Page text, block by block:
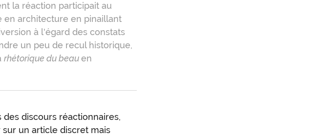
la réaction participait au
architecture en pinaillant
à l'égard des constats
un peu de recul historique,
rhétorique du beauen
discours réactionnaires,
un article discret mais